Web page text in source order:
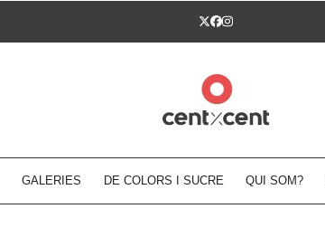
Twitter
Facebook
Instagram
GALERIES DE COLORS I SUCRE QUI SOM?